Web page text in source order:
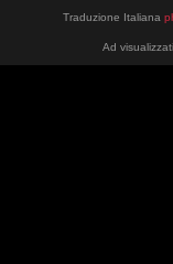
Traduzione Italiana
Ad